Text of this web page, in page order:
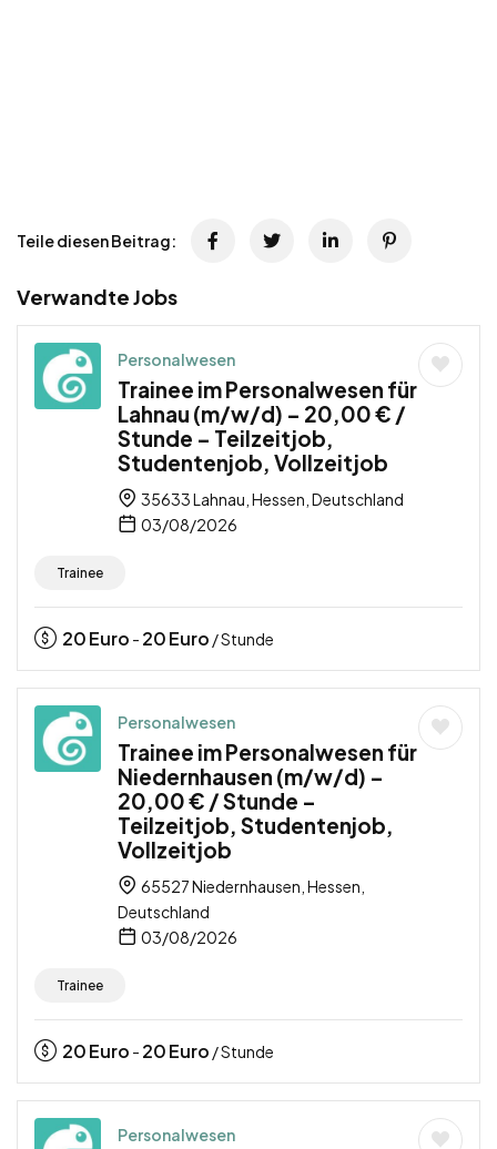
Teile diesen Beitrag:
Verwandte Jobs
Personalwesen
Trainee im Personalwesen für
Lahnau (m/w/d) – 20,00 € /
Stunde – Teilzeitjob,
Studentenjob, Vollzeitjob
35633 Lahnau, Hessen, Deutschland
03/08/2026
Trainee
20Euro - 20Euro / Stunde
Personalwesen
Trainee im Personalwesen für
Niedernhausen (m/w/d) –
20,00 € / Stunde –
Teilzeitjob, Studentenjob,
Vollzeitjob
65527 Niedernhausen, Hessen,
Deutschland
03/08/2026
Trainee
20Euro - 20Euro / Stunde
Personalwesen